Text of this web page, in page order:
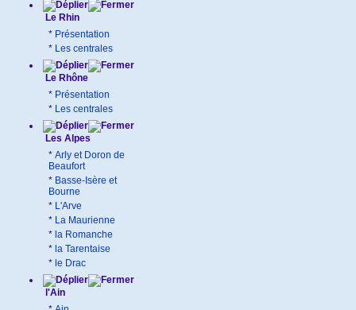
Le Rhin
* Présentation
* Les centrales
Le Rhône
* Présentation
* Les centrales
Les Alpes
* Arly et Doron de
Beaufort
* Basse-Isère et
Bourne
* L'Arve
* La Maurienne
* la Romanche
* la Tarentaise
* le Drac
l'Ain